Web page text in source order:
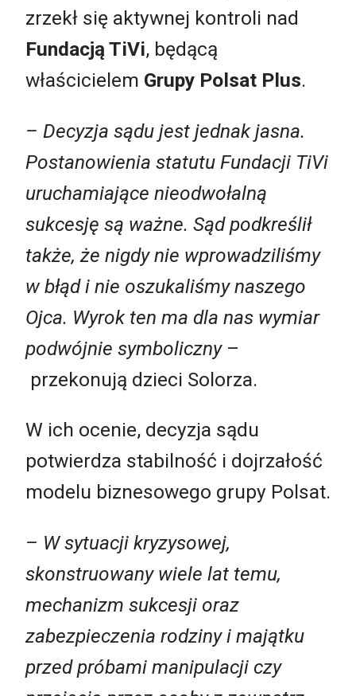
zrzekł się aktywnej kontroli nad
Fundacją TiVi, będącą
właścicielem Grupy Polsat Plus.
– Decyzja sądu jest jednak jasna.
Postanowienia statutu Fundacji TiVi
uruchamiające nieodwołalną
sukcesję są ważne. Sąd podkreślił
także, że nigdy nie wprowadziliśmy
w błąd i nie oszukaliśmy naszego
Ojca. Wyrok ten ma dla nas wymiar
podwójnie symboliczny –
przekonują dzieci Solorza.
W ich ocenie, decyzja sądu
potwierdza stabilność i dojrzałość
modelu biznesowego grupy Polsat.
– W sytuacji kryzysowej,
skonstruowany wiele lat temu,
mechanizm sukcesji oraz
zabezpieczenia rodziny i majątku
przed próbami manipulacji czy